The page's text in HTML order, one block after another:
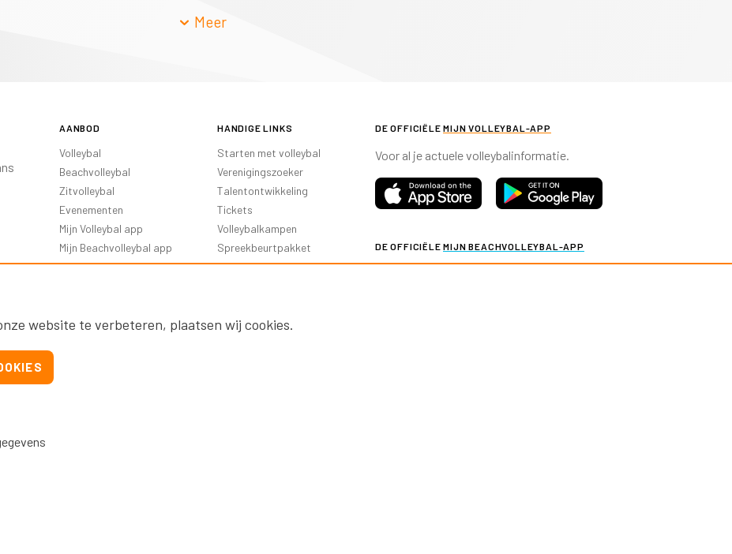
Meer
AANBOD
Volleybal
Beachvolleybal
Zitvolleybal
Evenementen
Mijn Volleybal app
Mijn Beachvolleybal app
HANDIGE LINKS
Starten met volleybal
Verenigingszoeker
Talentontwikkeling
Tickets
Volleybalkampen
Spreekbeurtpakket
Oranje Ambassadeurs
DE OFFICIËLEMIJN VOLLEYBAL-APP
Voor al je actuele volleybalinformatie.
DE OFFICIËLEMIJN BEACHVOLLEYBAL-APP
website te verbeteren, plaatsen wij cookies.